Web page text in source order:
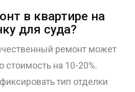
в квартире на
для суда?
ремонт может
на 10-20%.
тип отделки